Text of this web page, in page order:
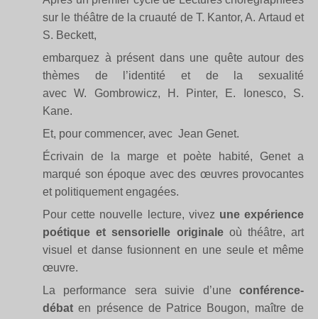
sur le théâtre de la cruauté de T. Kantor, A. Artaud et
S. Beckett,
embarquez à présent dans une quête autour des
thèmes de l’identité et de la sexualité
avec W. Gombrowicz, H. Pinter, E. Ionesco, S.
Kane.
Et, pour commencer, avec Jean Genet.
Écrivain de la marge et poète habité, Genet a
marqué son époque avec des œuvres provocantes
et politiquement engagées.
Pour cette nouvelle lecture, vivez une expérience
poétique et sensorielle originaleoù théâtre, art
visuel et danse fusionnent en une seule et même
œuvre.
La performance sera suivie d’une conférence-
débat en présence de Patrice Bougon, maître de